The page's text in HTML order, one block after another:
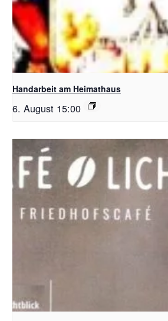
Handarbeit am Heimathaus
6. August 15:00